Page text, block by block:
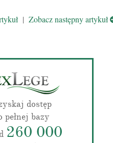
| Zobacz następny artykuł
dostęp
pełnej bazy
260 000